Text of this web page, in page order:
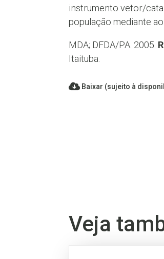
instrumento vetor/
população mediante
MDA; DFDA/PA. 2005.
Itaituba.
Baixar (sujeito à
Veja